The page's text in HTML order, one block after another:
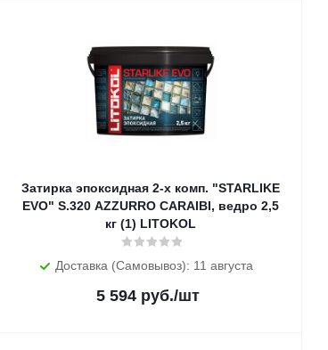
Затирка эпоксидная 2-х комп. "STARLIKE
EVO" S.320 AZZURRO CARAIBI, ведро 2,5
кг (1) LITOKOL
Доставка (Самовывоз): 11 августа
5 594руб./шт